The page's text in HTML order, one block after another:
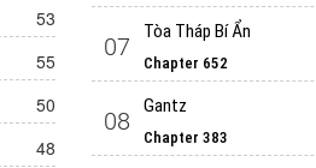
53
55
50
48
07
Tòa Tháp Bí Ẩn
Chapter 652
08
Gantz
Chapter 383